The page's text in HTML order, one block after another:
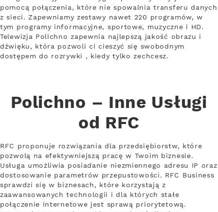
pomocą połączenia, które nie spowalnia transferu danych
z sieci. Zapewniamy zestawy nawet 220 programów, w
tym programy informacyjne, sportowe, muzyczne i HD.
Telewizja Polichno zapewnia najlepszą jakość obrazu i
dźwięku, która pozwoli ci cieszyć się swobodnym
dostępem do rozrywki , kiedy tylko zechcesz.
Polichno – Inne Usługi
od RFC
RFC proponuje rozwiązania dla przedsiębiorstw, które
pozwolą na efektywniejszą pracę w Twoim biznesie.
Usługa umożliwia posiadanie niezmiennego adresu IP oraz
dostosowanie parametrów przepustowości. RFC Business
sprawdzi się w biznesach, które korzystają z
zaawansowanych technologii i dla których stałe
połączenie internetowe jest sprawą priorytetową.